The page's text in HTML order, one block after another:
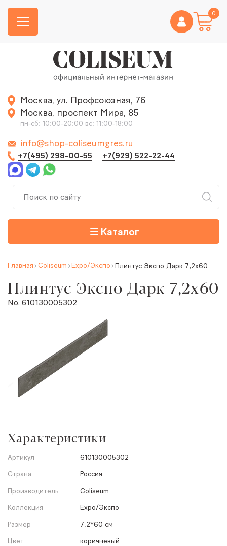
0
Москва, ул. Профсоюзная, 76
Москва, проспект Мира, 85
пн-сб: 10:00-20:00 вс: 11:00-18:00
info@shop-coliseumgres.ru
+7(495) 298-00-55 +7(929) 522-22-44
Каталог
Главная Coliseum Expo/Экспо Плинтус Экспо Дарк 7,2x60
Плинтус Экспо Дарк 7,2x60
No. 610130005302
Характеристики
Артикул
610130005302
Страна
Россия
Производитель
Coliseum
Коллекция
Expo/Экспо
Размер
7.2*60 см
Цвет
коричневый